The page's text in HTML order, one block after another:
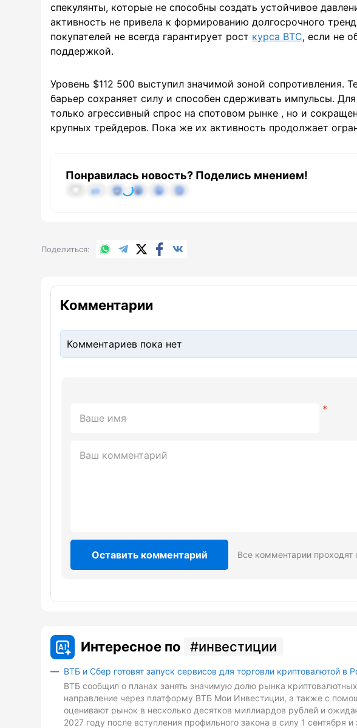
спекулянты, которые не способны создать устойчивое
активность не привела к формированию долгосрочного
покупателей не всегда гарантирует рост курса BTC, если не
поддержкой.
Уровень $112 500 выступил значимой зоной сопротивления.
барьер сохраняет силу и способен сдерживать импульсы.
только агрессивный спрос на спотовом рынке , но и
крупных трейдеров. Пока же их активность продолжает
Понравилась новость? Поделись мнением!
Поделиться WhatsApp
TelegramX.comFacebook
Комментарии
Комментариев пока нет
Оставить комментарий Все комментарии
Интересное по инвестиции
ВТБ и Сбер готовят запуск сервисов для торговли криптовалютой в
ВТБ сообщил о планах занять значимую долю рынка
направление через платформу ВТБ Мои Инвестиции, а также с
оценивают рынок в несколько десятков миллиардов рублей и
2027 году после вступления профильного закона в силу 1 сентября